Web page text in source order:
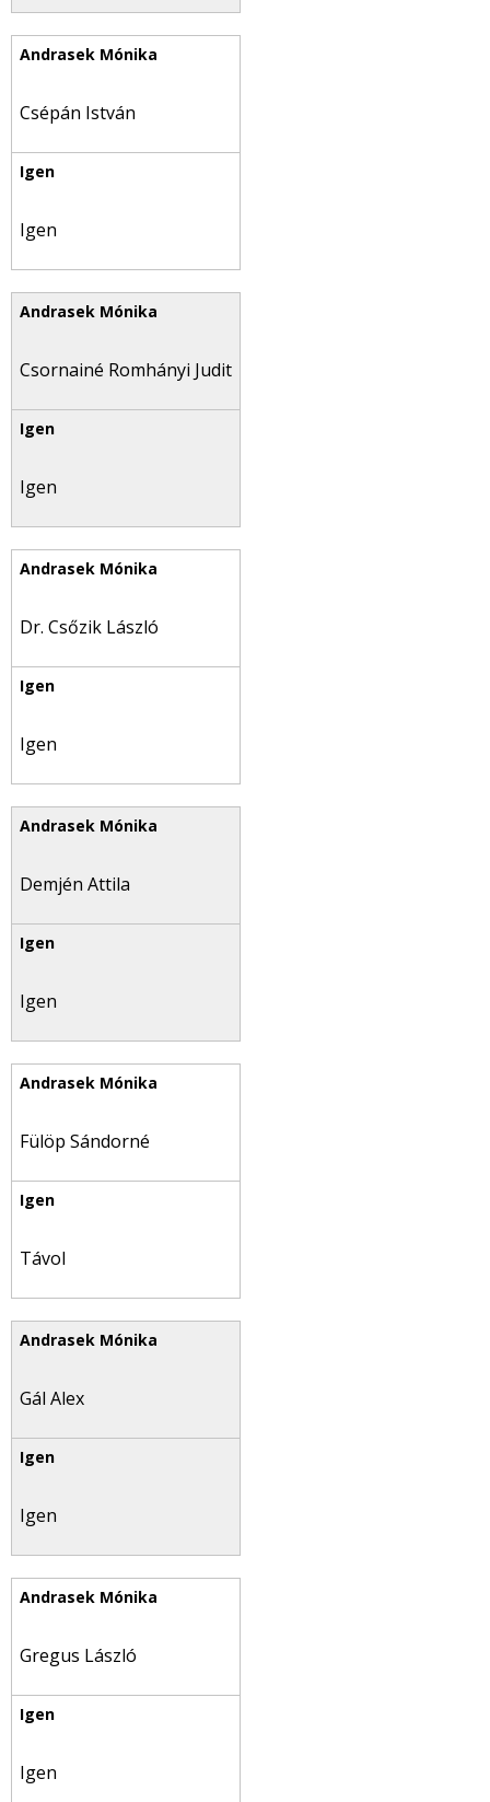
Csépán István
Igen
Csornainé Romhányi Judit
Igen
Dr. Csőzik László
Igen
Demjén Attila
Igen
Fülöp Sándorné
Távol
Gál Alex
Igen
Gregus László
Igen